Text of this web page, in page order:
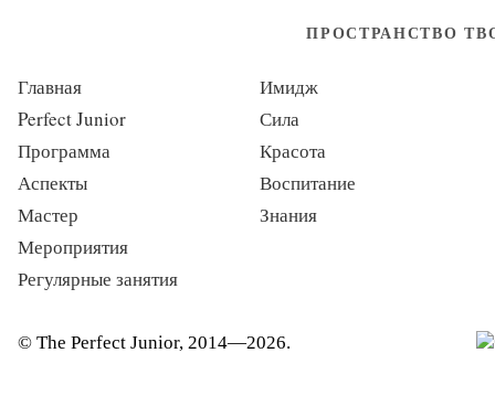
ПРОСТРАНСТВО
Главная
Perfect Junior
Программа
Аспекты
Мастер
Мероприятия
Регулярные занятия
Имидж
Сила
Красота
Воспитание
Знания
© The Perfect Junior, 2014—2026.